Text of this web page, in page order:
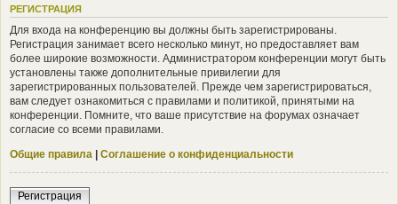
РЕГИСТРАЦИЯ
Для входа на конференцию вы должны быть зарегистрированы.
Регистрация занимает всего несколько минут, но предоставляет вам
более широкие возможности. Администратором конференции могут быть
установлены также дополнительные привилегии для
зарегистрированных пользователей. Прежде чем зарегистрироваться,
вам следует ознакомиться с правилами и политикой, принятыми на
конференции. Помните, что ваше присутствие на форумах означает
согласие со всеми правилами.
Общие правила | Соглашение о конфиденциальности
Регистрация